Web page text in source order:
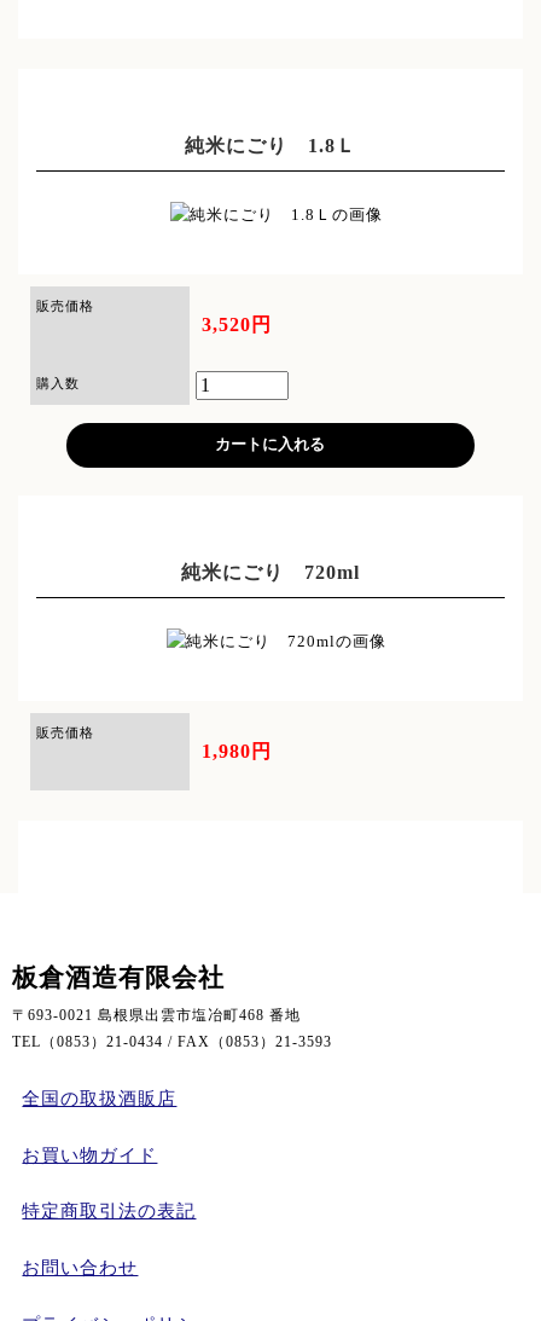
純米にごり 1.8Ｌ
販売価格
3,520円
購入数
純米にごり 720ml
販売価格
1,980円
板倉酒造有限会社
〒693-0021 島根県出雲市塩冶町468 番地
TEL（0853）21-0434 / FAX（0853）21-3593
全国の取扱酒販店
お買い物ガイド
特定商取引法の表記
お問い合わせ